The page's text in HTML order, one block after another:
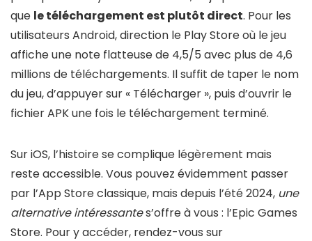
que le téléchargement est plutôt direct. Pour les
utilisateurs Android, direction le Play Store où le jeu
affiche une note flatteuse de 4,5/5 avec plus de 4,6
millions de téléchargements. Il suffit de taper le nom
du jeu, d’appuyer sur « Télécharger », puis d’ouvrir le
fichier APK une fois le téléchargement terminé.
Sur iOS, l’histoire se complique légèrement mais
reste accessible. Vous pouvez évidemment passer
par l’App Store classique, mais depuis l’été 2024, une
alternative intéressantes’offre à vous : l’Epic Games
Store. Pour y accéder, rendez-vous sur